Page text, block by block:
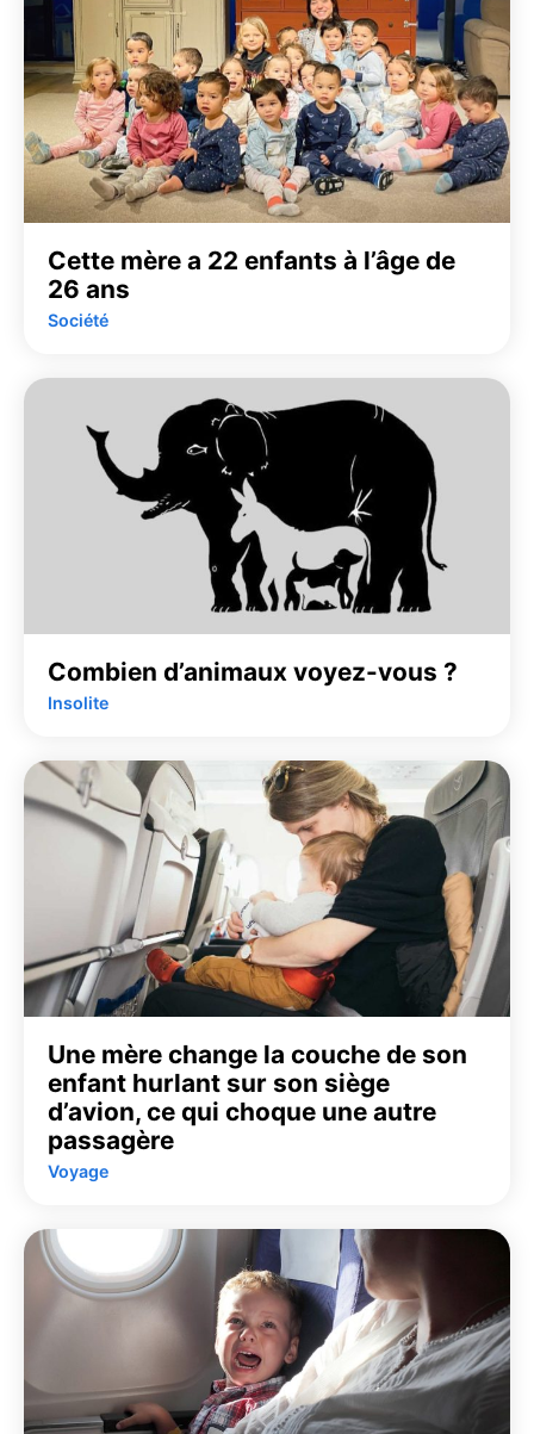
Cette mère a 22 enfants à l’âge de
26 ans
Société
Combien d’animaux voyez-vous ?
Insolite
Une mère change la couche de son
enfant hurlant sur son siège
d’avion, ce qui choque une autre
passagère
Voyage